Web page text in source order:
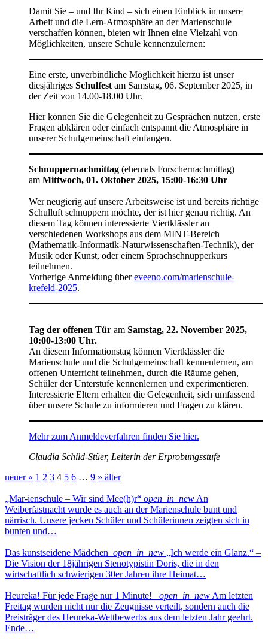
Damit Sie – und Ihr Kind – sich einen Einblick in unsere
Arbeit und die Lern-Atmosphäre an der Marienschule
verschaffen können, bieten wir Ihnen eine Vielzahl von
Möglichkeiten, unsere Schule kennenzulernen:
Eine erste, unverbindliche Möglichkeit hierzu ist unser
diesjähriges Schulfest am Samstag, 06. September 2025, in
der Zeit von 14.00-18.00 Uhr.
Hier können Sie die Gelegenheit zu Gesprächen nutzen, erste
Fragen abklären oder einfach entspannt die Atmosphäre in
unserer Schulgemeinschaft einfangen.
Schnuppernachmittag (ehemals Forschernachmittag)
am Mittwoch, 01. Oktober 2025, 15:00-16:30 Uhr
Wer neugierig auf unsere Arbeitsweise ist und bereits richtige
Schulluft schnuppern möchte, der ist hier genau richtig. An
diesem Tag können interessierte Viertklässler an
verschiedenen Workshops aus dem MINT-Bereich
(Mathematik-Informatik-Naturwissenschaften-Technik), der
Musik oder Kunst, oder einem Sprachschnupperkurs
teilnehmen.
Vorherige Anmeldung übereveeno.com/marienschule-
krefeld-2025.
Tag der offenen Tür am Samstag, 22. November 2025,
10:00-13:00 Uhr.
An diesem Informationstag können Viertklässler die
Marienschule und die Schulgemeinschaft kennenlernen, am
offenen Unterricht teilnehmen, durch die Räume gehen,
Schüler der Unterstufe kennenlernen und experimentieren.
Interessierte Eltern erhalten die Gelegenheit, sich umfassend
über unsere Schule zu informieren und Fragen zu klären.
Mehr zum Anmeldeverfahren finden Sie hier.
Claudia Schild-Stüer, Leiterin der Erprobungsstufe
neuer « 1 2 3 4 5 6 … 9 » älter
„Mar-ienschule – Wir sind Mee(h)r“ open_in_new An
Weiberfastnacht wurde es auch an der Marienschule bunt und
närrisch. Unsere jecken Schüler und Schülerinnen zeigten sich in
bunten und…
Das kunstseidene Mädchen open_in_new „Ich werde ein Glanz.“ –
Die Vision der 18jährigen Stenotypistin Doris, die in den
wirtschaftlich schwierigen 30er Jahren ihre Heimat…
Heureka! Für jede Frage nur 1 Minute! open_in_new Am letzten
Freitag wurden nicht nur die Zeugnisse verteilt, sondern auch die
Preisträger des Heureka-Wettbewerbs aus dem letzten Jahr geehrt.
Ende…